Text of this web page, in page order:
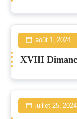
août 1, 2024
XVIII
juillet 25, 2024